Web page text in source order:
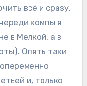
всё и сразу.
компы я
в Мелкой, а в
Опять таки
и, только